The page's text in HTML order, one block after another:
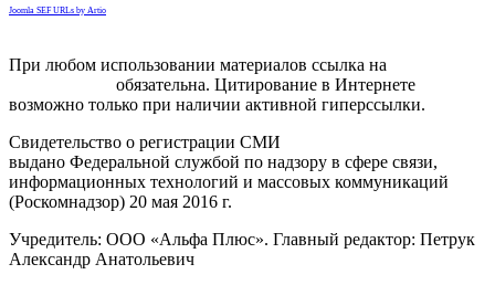
Joomla SEF URLs by Artio
При любом использовании материалов ссылка на
обязательна. Цитирование в Интернете
возможно только при наличии активной гиперссылки.
Свидетельство о регистрации СМИ
выдано Федеральной службой по надзору в сфере связи,
информационных технологий и массовых коммуникаций
(Роскомнадзор) 20 мая 2016 г.
Учредитель: ООО «Альфа Плюс». Главный редактор: Петрук
Александр Анатольевич